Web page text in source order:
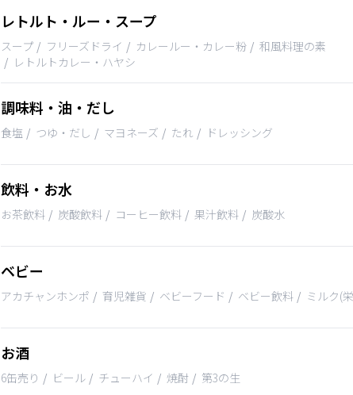
レトルト・ルー・スープ
スープ フリーズドライ カレールー・カレー粉
和風料理の素
レトルトカレー・ハヤシ
調味料・油・だし
食塩 つゆ・だし マヨネーズ たれ ドレッシング
飲料・お水
お茶飲料 炭酸飲料 コーヒー飲料 果汁飲料 炭酸水
ベビー
アカチャンホンポ 育児雑貨 ベビーフード ベビー飲料 ミルク(
お酒
6缶売り ビール チューハイ 焼酎 第3の生